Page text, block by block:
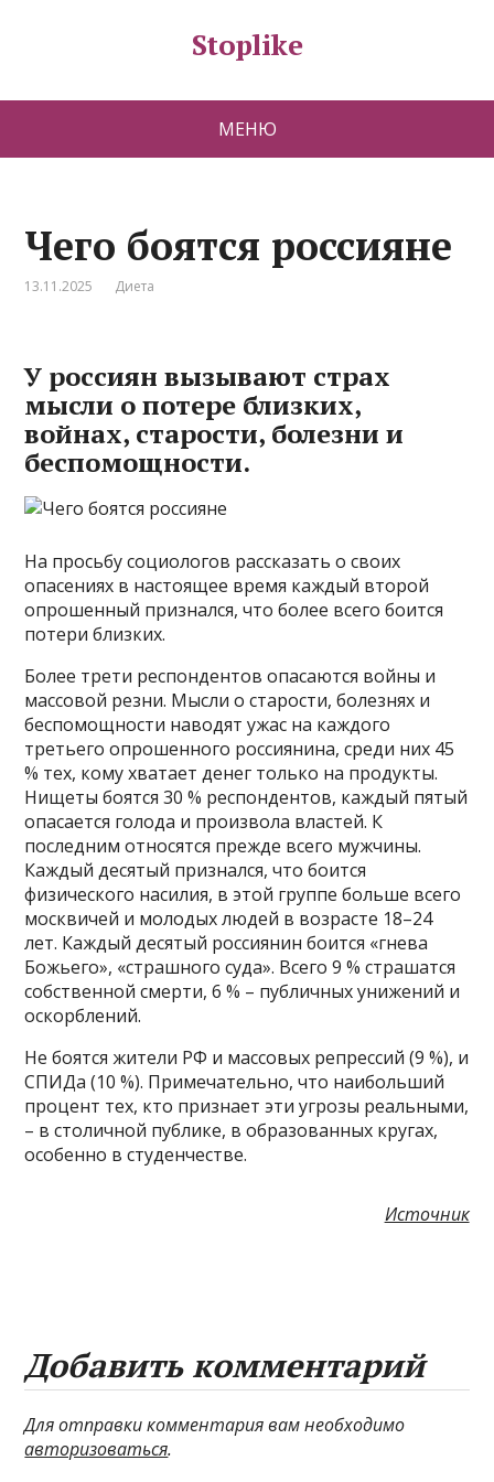
Stoplike
МЕНЮ
Чего боятся россияне
13.11.2025 Диета
У россиян вызывают страх
мысли о потере близких,
войнах, старости, болезни и
беспомощности.
На просьбу социологов рассказать о своих
опасениях в настоящее время каждый второй
опрошенный признался, что более всего боится
потери близких.
Более трети респондентов опасаются войны и
массовой резни. Мысли о старости, болезнях и
беспомощности наводят ужас на каждого
третьего опрошенного россиянина, среди них 45
% тех, кому хватает денег только на продукты.
Нищеты боятся 30 % респондентов, каждый пятый
опасается голода и произвола властей. К
последним относятся прежде всего мужчины.
Каждый десятый признался, что боится
физического насилия, в этой группе больше всего
москвичей и молодых людей в возрасте 18–24
лет. Каждый десятый россиянин боится «гнева
Божьего», «cтрашного суда». Всего 9 % страшатся
собственной смерти, 6 % – публичных унижений и
оскорблений.
Не боятся жители РФ и массовых репрессий (9 %), и
СПИДа (10 %). Примечательно, что наибольший
процент тех, кто признает эти угрозы реальными,
– в столичной публике, в образованных кругах,
особенно в студенчестве.
Источник
Добавить комментарий
Для отправки комментария вам необходимо
авторизоваться.